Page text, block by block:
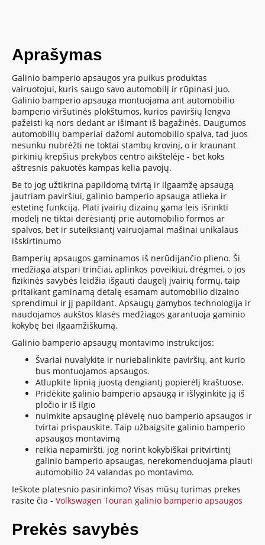
Aprašymas
Galinio bamperio apsaugos yra puikus produktas
vairuotojui, kuris saugo savo automobilį ir rūpinasi juo.
Galinio bamperio apsauga montuojama ant automobilio
bamperio viršutinės plokštumos, kurios paviršių lengva
pažeisti ką nors dedant ar išimant iš bagažinės. Daugumos
automobilių bamperiai dažomi automobilio spalva, tad juos
nesunku nubrėžti ne toktai stambų krovinį, o ir kraunant
pirkinių krepšius prekybos centro aikštelėje - bet koks
aštresnis pakuotės kampas kelia pavojų.
Be to jog užtikrina papildomą tvirtą ir ilgaamžę apsaugą
jautriam paviršiui, galinio bamperio apsauga atlieka ir
estetinę funkciją. Plati įvairių dizainų gama leis išrinkti
modelį ne tiktai derėsiantį prie automobilio formos ar
spalvos, bet ir suteiksiantį vairuojamai mašinai unikalaus
išskirtinumo
Bamperių apsaugos gaminamos iš nerūdijančio plieno. Ši
medžiaga atspari trinčiai, aplinkos poveikiui, drėgmei, o jos
fizikinės savybės leidžia išgauti daugelį įvairių formų, taip
pritaikant gaminamą detalę esamam automobilio dizaino
sprendimui ir jį papildant. Apsaugų gamybos technologija ir
naudojamos aukštos klasės medžiagos garantuoja gaminio
kokybę bei ilgaamžiškumą.
Galinio bamperio apsaugų montavimo instrukcijos:
Švariai nuvalykite ir nuriebalinkite paviršių, ant kurio
bus montuojamos apsaugos.
Atlupkite lipnią juostą dengiantį popierėlį kraštuose.
Pridėkite galinio bamperio apsaugą ir išlyginkite ją iš
pločio ir iš ilgio
nuimkite apsauginę plėvelę nuo bamperio apsaugos ir
tvirtai prispauskite. Taip užbaigsite galinio bamperio
apsaugos montavimą
reikia nepamiršti, jog norint kokybiškai pritvirtintį
galinio bamperio apsaugas, nerekomenduojama plauti
automobilio 24 valandas po montavimo.
Ieškote platesnio pasirinkimo? Visas mūsų turimas prekes
rasite čia -Volkswagen Touran galinio bamperio apsaugos
Prekės savybės